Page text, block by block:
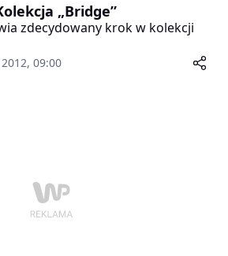
„Bridge”
zdecydowany krok w kolekcji
09:00